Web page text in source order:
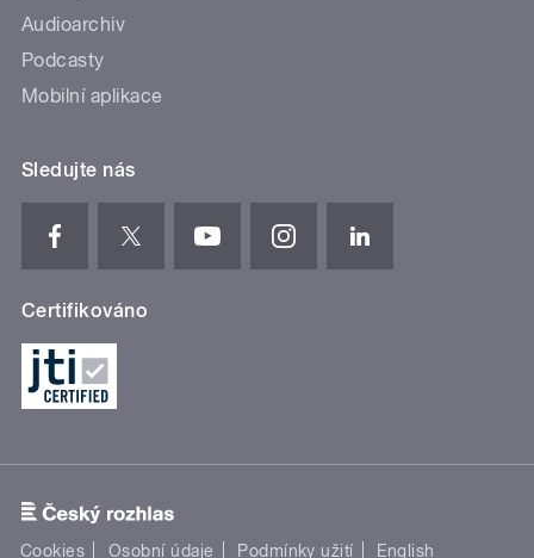
Audioarchiv
Podcasty
Mobilní aplikace
Sledujte nás
Certifikováno
Cookies Osobní údaje Podmínky užití English